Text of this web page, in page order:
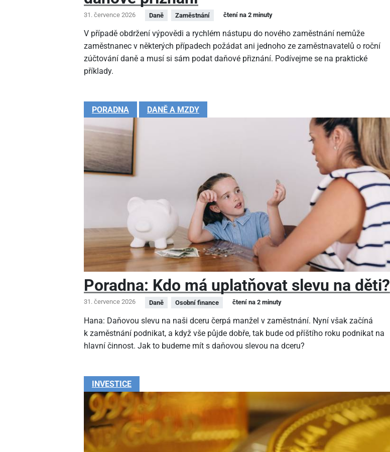
31. července 2026 Daně Zaměstnání čtení na 2 minuty
V případě obdržení výpovědi a rychlém nástupu do nového zaměstnání nemůže
zaměstnanec v některých případech požádat ani jednoho ze zaměstnavatelů o roční
zúčtování daně a musí si sám podat daňové přiznání. Podívejme se na praktické
příklady.
PORADNA DANĚ A MZDY
Poradna: Kdo má uplatňovat slevu na děti?
31. července 2026 Daně Osobní finance čtení na 2 minuty
Hana: Daňovou slevu na naši dceru čerpá manžel v zaměstnání. Nyní však začíná
k zaměstnání podnikat, a když vše půjde dobře, tak bude od příštího roku podnikat na
hlavní činnost. Jak to budeme mít s daňovou slevou na dceru?
INVESTICE